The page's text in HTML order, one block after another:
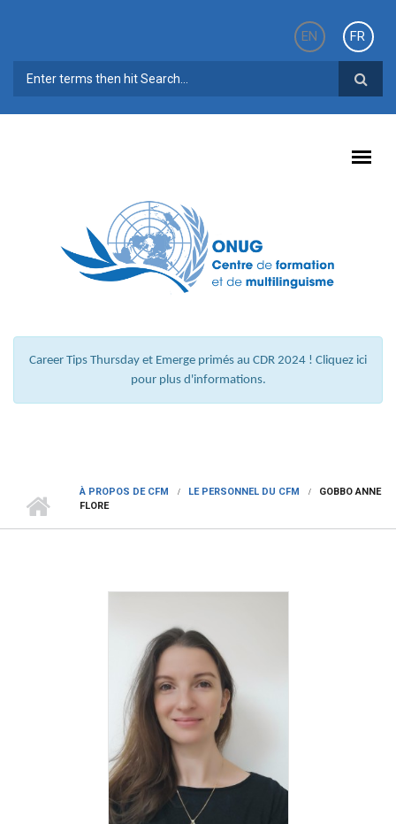
EN
FR
FORMULAIRE DE RECHERCHE
Career Tips Thursday et Emerge primés au CDR 2024 ! Cliquez ici
pour plus d'informations.
À PROPOS DE CFM LE PERSONNEL DU CFM
GOBBO ANNE
FLORE